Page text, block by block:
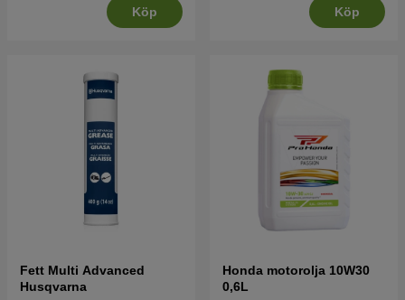
Köp Köp
Fett Multi Advanced
Husqvarna
Honda motorolja 10W30
0,6L